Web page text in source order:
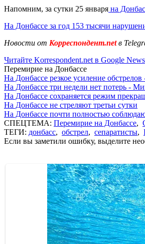
Напомним, за сутки 25 января на
На Донбассе за год 153 тысячи
Новости от Корреспондент.netв
Читайте Korrespondent.net в Google News
Перемирие на Донбассе
На Донбассе резкое усиление
На Донбассе три недели нет потерь -
На Донбассе сохраняется режим
На Донбассе не стреляют третьи сутки
На Донбассе почти полностью
СПЕЦТЕМА: Перемирие на Донбассе,
ТЕГИ: донбасс, обстрел, сепаратисты,
Если вы заметили ошибку, выделите